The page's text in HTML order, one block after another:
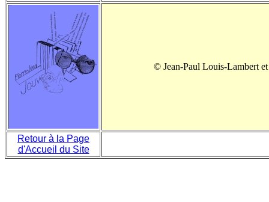
© Jean-Paul Louis-Lambert
Retour à la Page
d'Accueil du Site